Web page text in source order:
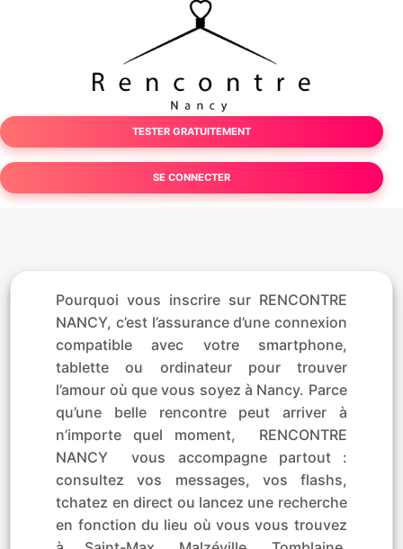
TESTER GRATUITEMENT
SE CONNECTER
Pourquoi vous inscrire sur RENCONTRE
NANCY, c’est l’assurance d’une connexion
compatible avec votre smartphone,
tablette ou ordinateur pour trouver
l’amour où que vous soyez à Nancy. Parce
qu’une belle rencontre peut arriver à
n’importe quel moment, RENCONTRE
NANCY vous accompagne partout :
consultez vos messages, vos flashs,
tchatez en direct ou lancez une recherche
en fonction du lieu où vous vous trouvez